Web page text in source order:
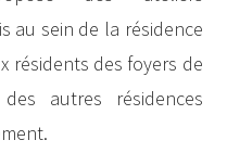
au sein de la résidence
résidents des foyers de
autres résidences